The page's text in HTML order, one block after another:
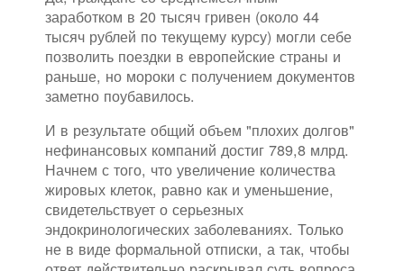
заработком в 20 тысяч гривен (около 44
тысяч рублей по текущему курсу) могли себе
позволить поездки в европейские страны и
раньше, но мороки с получением документов
заметно поубавилось.
И в результате общий объем "плохих долгов"
нефинансовых компаний достиг 789,8 млрд.
Начнем с того, что увеличение количества
жировых клеток, равно как и уменьшение,
свидетельствует о серьезных
эндокринологических заболеваниях. Только
не в виде формальной отписки, а так, чтобы